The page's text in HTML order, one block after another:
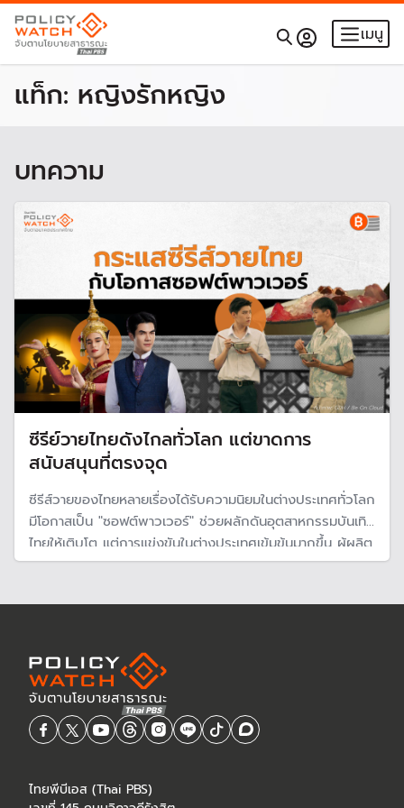
เมนู
แท็ก: หญิงรักหญิง
บทความ
ซีรีย์วายไทยดังไกลทั่วโลก แต่ขาดการ
สนับสนุนที่ตรงจุด
ซีรีส์วายของไทยหลายเรื่องได้รับความนิยมในต่างประเทศทั่วโลก
มีโอกาสเป็น "ซอฟต์พาวเวอร์" ช่วยผลักดันอุตสาหกรรมบันเทิง
ไทยให้เติบโต แต่การแข่งขันในต่างประเทศเข้มข้นมากขึ้น ผู้ผลิต
ต้องเร่งพัฒนาตัวเองเพื่อเตรียมพร้อมรับมือ และภาครัฐต้อง
ของประเทศ
ไทยพีบีเอส (Thai PBS)